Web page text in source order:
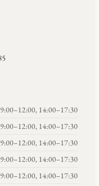
14:00–17:30
14:00–17:30
14:00–17:30
14:00–17:30
14:00–17:30